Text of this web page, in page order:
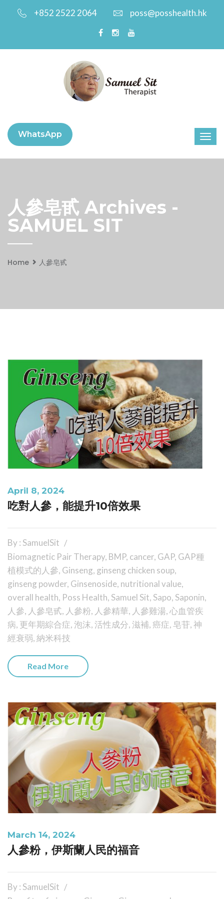
+852 2522 2064 poss@posshealth.hk
WhatsApp
人參皂甙 Archives -
SAMUEL SIT
Home 人參皂甙
April 8, 2024
吃對人參，能提升10倍效果
By : SamuelSit
Biomagnetic Pair Therapy, BMP, cancer, GAP, GAP種
植模式的人參, Ginseng, ginseng chicken soup,
ginseng powder, Ginsenoside, nutritional value,
overall health, Poss Health, Samuel Sit, Sapo, Saponin,
人參, 人參皂甙, 人參粉, 人參精華, 人參雞湯,心血管疾
病, 更年期綜合症, 泡沫, 活性成分, 滋補,癌症,皂苷,神
經衰弱,納米科技
Read More
March 14, 2024
人參粉，伊斯蘭人民的福音
By : SamuelSit